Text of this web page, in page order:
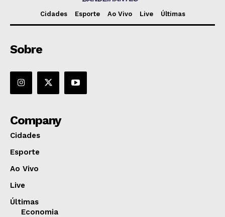
Cidades Esporte Ao Vivo Live Últimas
Sobre
Company
Cidades
Esporte
Ao Vivo
Live
Últimas
Economia